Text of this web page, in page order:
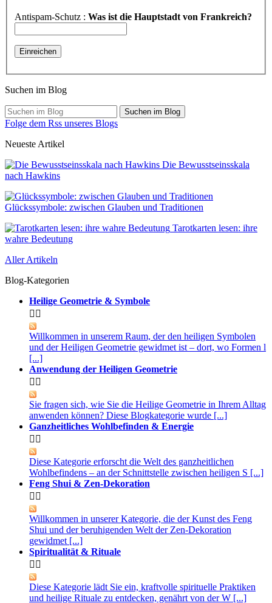
Antispam-Schutz : Was ist die Hauptstadt von Frankreich?
Suchen im Blog
Suchen im Blog
Folge dem Rss unseres Blogs
Neueste Artikel
Die Bewusstseinsskala
nach Hawkins
Glückssymbole: zwischen Glauben und Traditionen
Tarotkarten lesen: ihre
wahre Bedeutung
Aller Artikeln
Blog-Kategorien
Heilige Geometrie & Symbole
 
Willkommen in unserem Raum, der den heiligen Symbolen
und der Heiligen Geometrie gewidmet ist – dort, wo Formen l
[...]
Anwendung der Heiligen Geometrie
 
Sie fragen sich, wie Sie die Heilige Geometrie in Ihrem Alltag
anwenden können? Diese Blogkategorie wurde [...]
Ganzheitliches Wohlbefinden & Energie
 
Diese Kategorie erforscht die Welt des ganzheitlichen
Wohlbefindens – an der Schnittstelle zwischen heiligen S [...]
Feng Shui & Zen-Dekoration
 
Willkommen in unserer Kategorie, die der Kunst des Feng
Shui und der beruhigenden Welt der Zen-Dekoration
gewidmet [...]
Spiritualität & Rituale
 
Diese Kategorie lädt Sie ein, kraftvolle spirituelle Praktiken
und heilige Rituale zu entdecken, genährt von der W [...]